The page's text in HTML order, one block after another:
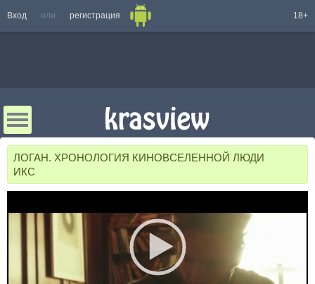
Вход или регистрация 18+
ЛОГАН. ХРОНОЛОГИЯ КИНОВСEЛЕННОЙ ЛЮДИ
ИКС